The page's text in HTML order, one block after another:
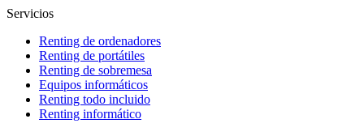
Servicios
Renting de ordenadores
Renting de portátiles
Renting de sobremesa
Equipos informáticos
Renting todo incluido
Renting informático